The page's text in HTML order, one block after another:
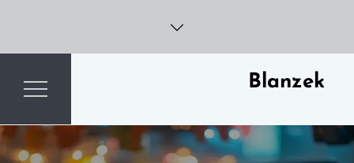
content
Blanzek